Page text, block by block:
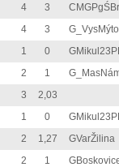
4 3
4 3
G_VysMýto
1 0
2 1
3
2,03
1 0
2 1,27
GVarŽilina
2 1